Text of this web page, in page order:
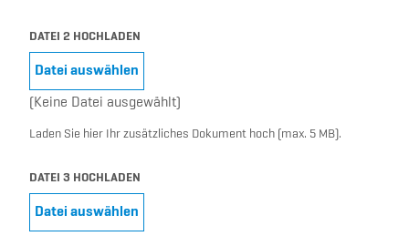
DATEI 2 HOCHLADEN
Datei auswählen
Datei auswählen
(Keine Datei ausgewählt)
Laden Sie hier Ihr zusätzliches Dokument hoch (max. 5 MB).
DATEI 3 HOCHLADEN
Datei auswählen